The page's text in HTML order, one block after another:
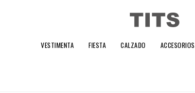
VESTIMENTA FIESTA CALZADO ACCESORIOS